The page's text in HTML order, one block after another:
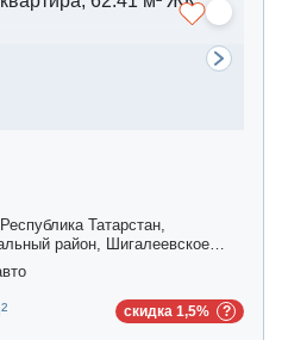
Татарстан,
район, Шигалеевское
комплекс «Усадьба
скидка 1,5%